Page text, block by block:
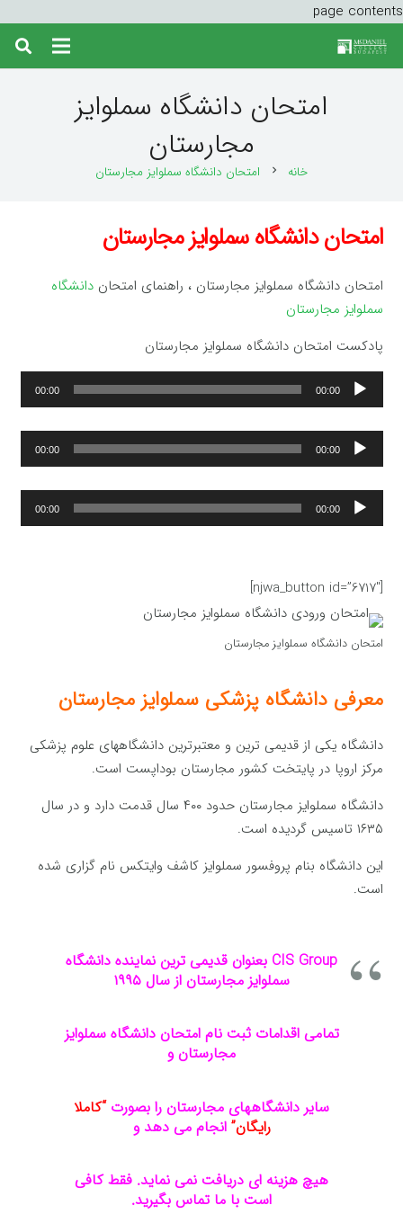
page contents
امتحان دانشگاه سملوایز
مجارستان
خانه chevron_right امتحان دانشگاه سملوایز مجارستان
امتحان دانشگاه سملوایز مجارستان
امتحان دانشگاه سملوایز مجارستان ، راهنمای امتحاندانشگاه
سملوایز مجارستان
پادکست امتحان دانشگاه سملوایز مجارستان
پخش‌کننده
صوت
00:00
00:00
پخش‌کننده
صوت
00:00
00:00
پخش‌کننده
صوت
00:00
00:00
[njwa_button id=”6717″]
امتحان دانشگاه سملوایز مجارستان
معرفی دانشگاه پزشکی سملوایز مجارستان
دانشگاه یکی از قدیمی ترین و معتبرترین دانشگاههای علوم پزشکی
مرکز اروپا در پایتخت کشور مجارستان بوداپست است.
دانشگاه سملوایز مجارستان حدود ۴۰۰ سال قدمت دارد و در سال
۱۶۳۵ تاسیس گردیده است.
این دانشگاه بنام پروفسور سملوایز کاشف وایتکس نام گزاری شده
است.
CIS Group بعنوان قدیمی ترین نماینده دانشگاه
سملوایز مجارستان از سال ۱۹۹۵
تمامی اقدامات ثبت نام امتحان دانشگاه سملوایز
مجارستان و
سایر دانشگاههای مجارستان را بصورت“کاملا
رایگان” انجام می دهد و
هیچ هزینه ای دریافت نمی نماید. فقط کافی
است با ما تماس بگیرید.